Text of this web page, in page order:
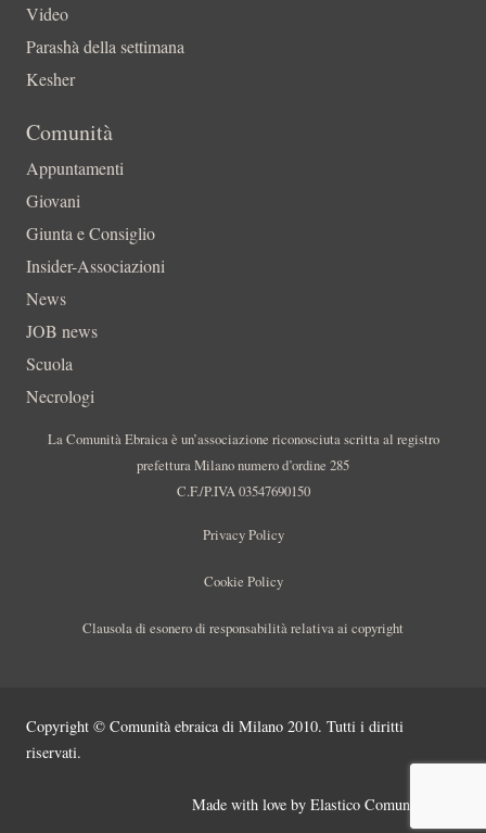
Video
Parashà della settimana
Kesher
Comunità
Appuntamenti
Giovani
Giunta e Consiglio
Insider-Associazioni
News
JOB news
Scuola
Necrologi
La Comunità Ebraica è un’associazione riconosciuta scritta al registro
prefettura Milano numero d’ordine 285
C.F./P.IVA 03547690150
Privacy Policy
Cookie Policy
Clausola di esonero di responsabilità relativa ai copyright
Copyright © Comunità ebraica di Milano 2010. Tutti i diritti
riservati.
Made with love by Elastico Comunicazione